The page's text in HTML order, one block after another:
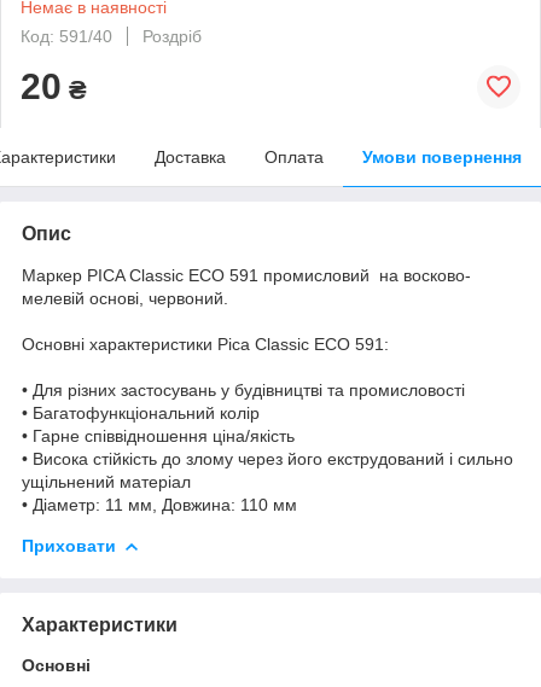
Немає в наявності
Код: 591/40
Роздріб
20 ₴
Доставка Оплата Умови повернення
Опис
Маркер PICA Classic ECO 591 промисловий на восково-
мелевій основі, червоний.
Основні характеристики Pica Classic ECO 591:
• Для різних застосувань у будівництві та промисловості
• Багатофункціональний колір
• Гарне співвідношення ціна/якість
• Висока стійкість до злому через його екструдований і сильно
ущільнений матеріал
• Діаметр: 11 мм, Довжина: 110 мм
Приховати
Характеристики
Основні